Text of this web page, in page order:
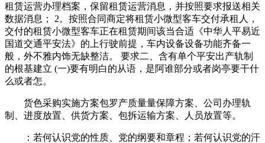
租赁运营办理档案，保留租赁运营消息，并按照要求报送相关
数据消息； 2。按照合同商定将租赁小微型客车交付承租人，
交付的租赁小微型客车正在租赁期间该当合适《中华人平易近
国道交通平安法》的上行驶前提，车内设备设备功能齐备一
般，外不雅内饰无缺整洁。 要求二、含有单个平安出产轨制
的根基建立 (一)要有明白的从语，是阿谁部分或者岗亭要干什
么或者怎。
货色采购实施方案包罗产质量量保障方案、公司办理轨
制、进度放置、供货方案、包拆运输方案、人员放置等。
：若何认识党的性质、党的纲要和章程；若何认识党的汗